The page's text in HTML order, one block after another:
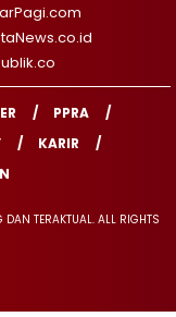
PPRA
KARIR
TERAKTUAL. ALL RIGHTS